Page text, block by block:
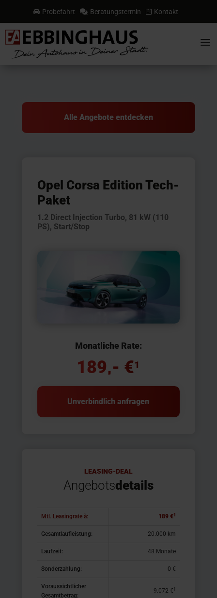
 Probefahrt  Beratungstermin  Kontakt
a
Alle Angebote entdecken
Opel Corsa Edition Tech-
Paket
1.2 Direct Injection Turbo, 81 kW (110
PS), Start/Stop
Monatliche Rate:
189,- €1
Unverbindlich anfragen
LEASING-DEAL
Angebotsdetails
Mtl. Leasingrate à: 189 €1
Gesamtlaufleistung: 20.000 km
Laufzeit: 48 Monate
Sonderzahlung: 0 €
Voraussichtlicher
Gesamtbetrag:
9.072 € 1